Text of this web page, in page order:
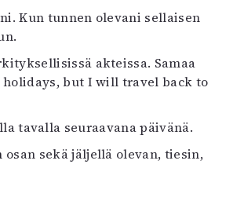
Kun tunnen olevani sellaisen
akteissa. Samaa
holidays, but I will travel back to
tavalla seuraavana päivänä.
sekä jäljellä olevan, tiesin,